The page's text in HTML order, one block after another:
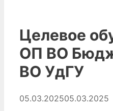
Целевое
ОП ВО
ВО УдГУ
05.03.202505.03.2025